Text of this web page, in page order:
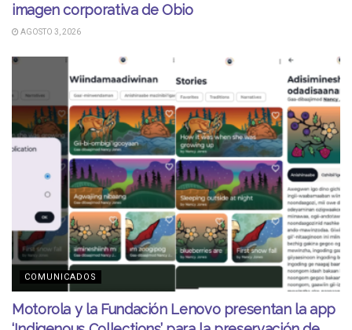
imagen corporativa de Obio
AGOSTO 3, 2026
COMUNICADOS
Motorola y la Fundación Lenovo presentan la app